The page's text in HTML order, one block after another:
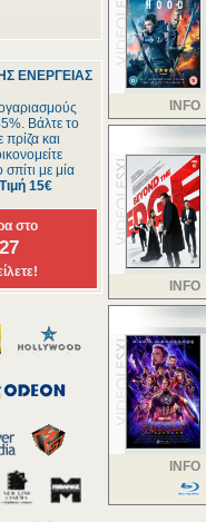
ΕΝΕΡΓΕΙΑΣ
Βάλτε το
και
με μία
Τιμή 15€
στο
INFO
INFO
INFO